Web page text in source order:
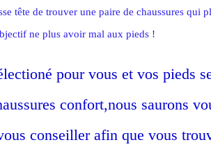
tête de trouver une paire de chaussures qui
ne plus avoir mal aux pieds !
pour vous et vos pieds
confort,nous saurons
conseiller afin que vous